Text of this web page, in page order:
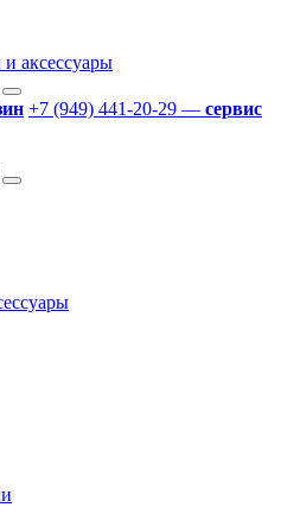
+7 (949) 441-20-29 — сервис